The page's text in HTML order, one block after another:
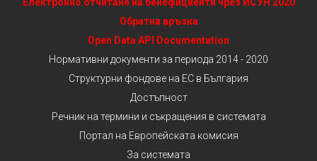
Обратна връзка
Open Data API Documentation
Нормативни документи за периода 2014 - 2020
Структурни фондове на ЕС в България
Достъпност
Речник на термини и съкращения в системата
Портал на Европейската комисия
За системата